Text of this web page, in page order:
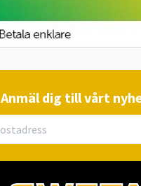
Anmäl dig till vårt